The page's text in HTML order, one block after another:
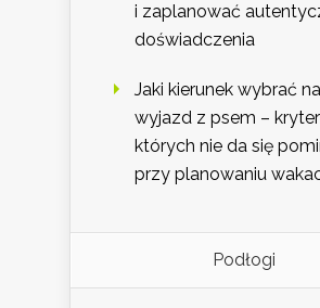
i zaplanować
doświadczenia
Jaki kierunek wybrać na
wyjazd z psem –
których nie da się
przy planowaniu
Podłogi